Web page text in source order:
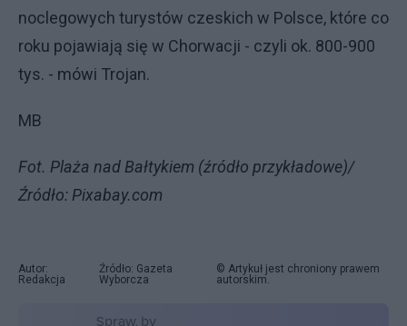
noclegowych turystów czeskich w Polsce, które co
roku pojawiają się w Chorwacji - czyli ok. 800-900
tys. - mówi Trojan.
MB
Fot. Plaża nad Bałtykiem (źródło przykładowe)/
Źródło: Pixabay.com
Autor:
Redakcja
Źródło: Gazeta
Wyborcza
© Artykuł jest chroniony prawem
autorskim.